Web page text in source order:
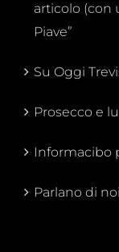
articolo (con
Piave”
Su Oggi
Prosecco e
Informacibo
Parlano di